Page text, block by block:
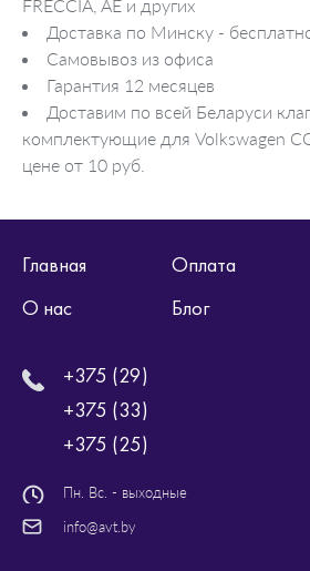
FRECCIA, AE и других
Доставка по Минску -
Самовывоз из офиса
Гарантия 12 месяцев
Доставим по всей Беларуси
комплектующие для Volkswagen
цене от 10 руб.
Главная Оплата
О нас
Блог
+375 (29)
+375 (33)
+375 (25)
Пн. Вс. - выходные
info@avt.by